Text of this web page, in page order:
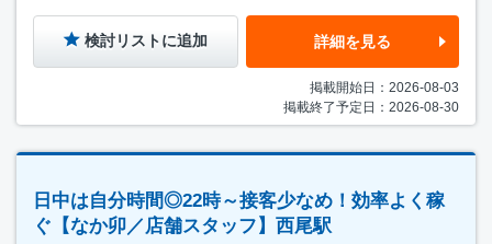
検討リストに追加 詳細を見る
掲載開始日：2026-08-03
掲載終了予定日：2026-08-30
日中は自分時間◎22時～接客少なめ！効率よく稼
ぐ【なか卯／店舗スタッフ】西尾駅